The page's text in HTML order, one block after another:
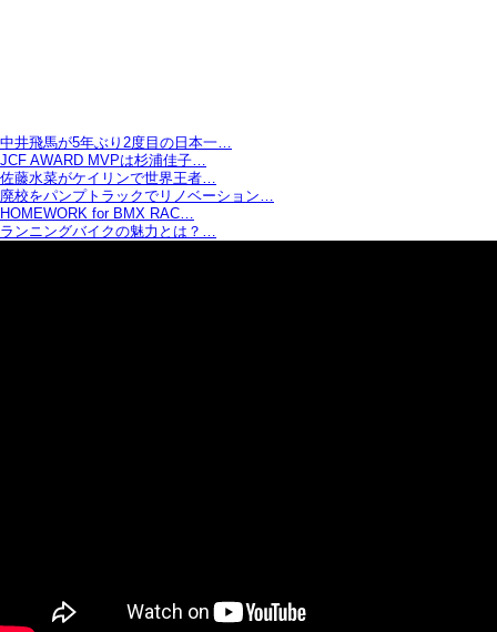
中井飛馬が5年ぶり2度目の日本一…
JCF AWARD MVPは杉浦佳子…
佐藤水菜がケイリンで世界王者…
廃校をパンプトラックでリノベーション…
HOMEWORK for BMX RAC…
ランニングバイクの魅力とは？…